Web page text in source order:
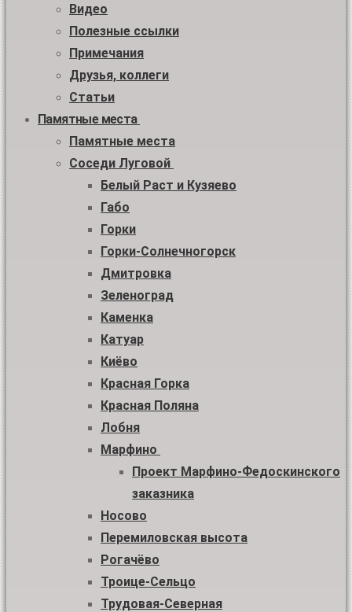
Видео
Полезные ссылки
Примечания
Друзья, коллеги
Статьи
Памятные места
Памятные места
Соседи Луговой
Белый Раст и Кузяево
Габо
Горки
Горки-Солнечногорск
Дмитровка
Зеленоград
Каменка
Катуар
Киёво
Красная Горка
Красная Поляна
Лобня
Марфино
Проект Марфино-Федоскинского
заказника
Носово
Перемиловская высота
Рогачёво
Троице-Сельцо
Трудовая-Северная